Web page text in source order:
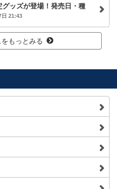
ッズが登場！発売日・種
日 21:43
もっとみる